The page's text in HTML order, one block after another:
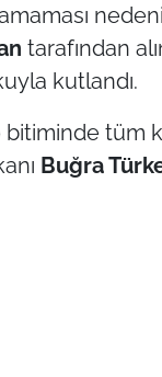
tarafından
kutlandı.
bitiminde tüm
Buğra